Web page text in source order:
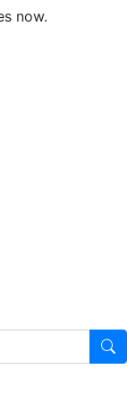
now.